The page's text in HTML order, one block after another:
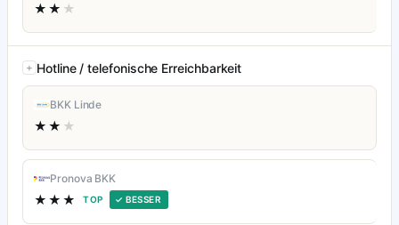
★★ ★
Hotline / telefonische Erreichbarkeit
BKK Linde
★★ ★
Pronova BKK
★★★ TOP ✓ BESSER